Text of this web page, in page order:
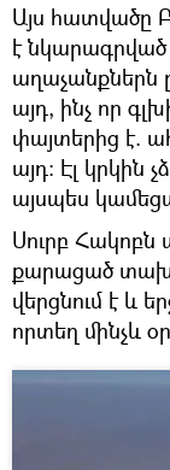
Այս հատվածը
է
աղաչանքներն
այդ, ինչ որ
փայտերից է.
այդ։ Էլ կրկին
այսպես
Սուրբ Հակոբն
քարացած
վերցնում է և
որտեղ մինչև